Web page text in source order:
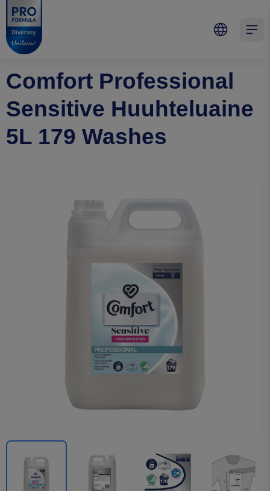
Skip to main content
Skip to navigation
Skip to footer
Pro Formula
Comfort Professional
Sensitive Huuhteluaine
5L 179 Washes